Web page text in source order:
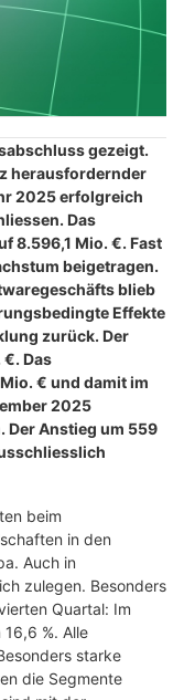
gezeigt.
herausfordernder
2025 erfolgreich
Das
8.596,1 Mio. €. Fast
beigetragen.
blieb
Effekte
zurück. Der
€. Das
€ und damit im
2025
Der Anstieg um 559
beim
in den
Auch in
zulegen. Besonders
Quartal: Im
%. Alle
starke
die Segmente